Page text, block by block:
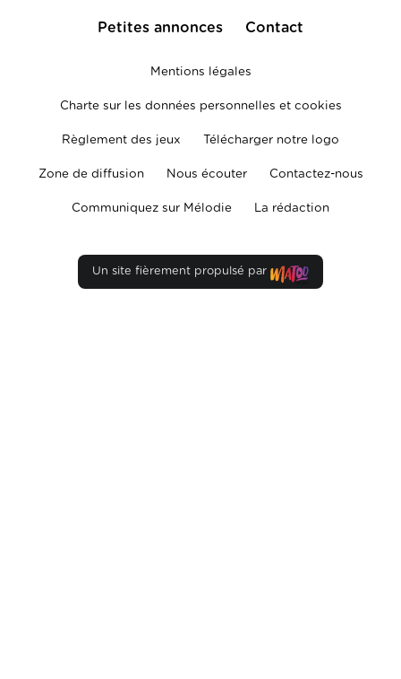
Petites annonces Contact
Mentions légales
Charte sur les données personnelles et cookies
Règlement des jeux Télécharger notre logo
Zone de diffusion Nous écouter Contactez-nous
Communiquez sur Mélodie La rédaction
Un site fièrement propulsé par